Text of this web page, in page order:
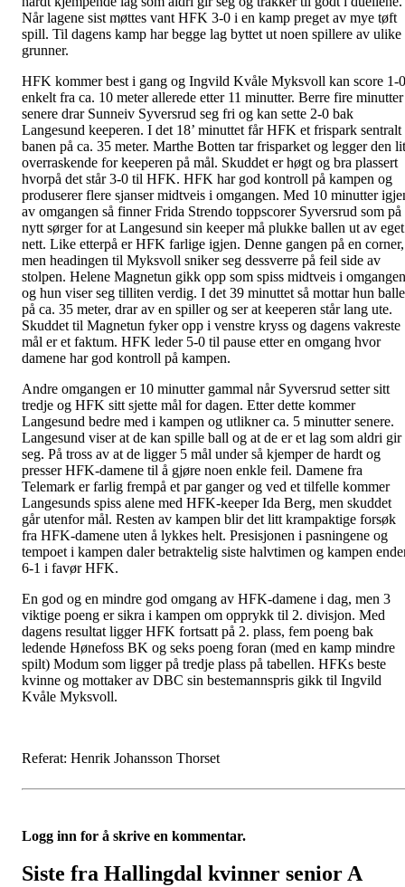
Når lagene sist møttes vant HFK 3-0 i en kamp preget av mye tøft
spill. Til dagens kamp har begge lag byttet ut noen spillere av ulike
grunner.
HFK kommer best i gang og Ingvild Kvåle Myksvoll kan score 1-0
enkelt fra ca. 10 meter allerede etter 11 minutter. Berre fire minutter
senere drar Sunneiv Syversrud seg fri og kan sette 2-0 bak
Langesund keeperen. I det 18’ minuttet får HFK et frispark sentralt
banen på ca. 35 meter. Marthe Botten tar frisparket og legger den
overraskende for keeperen på mål. Skuddet er høgt og bra plassert
hvorpå det står 3-0 til HFK. HFK har god kontroll på kampen og
produserer flere sjanser midtveis i omgangen. Med 10 minutter
av omgangen så finner Frida Strendo toppscorer Syversrud som på
nytt sørger for at Langesund sin keeper må plukke ballen ut av eget
nett. Like etterpå er HFK farlige igjen. Denne gangen på en corner,
men headingen til Myksvoll sniker seg dessverre på feil side av
stolpen. Helene Magnetun gikk opp som spiss midtveis i omgangen
og hun viser seg tilliten verdig. I det 39 minuttet så mottar hun
på ca. 35 meter, drar av en spiller og ser at keeperen står lang ute.
Skuddet til Magnetun fyker opp i venstre kryss og dagens vakreste
mål er et faktum. HFK leder 5-0 til pause etter en omgang hvor
damene har god kontroll på kampen.
Andre omgangen er 10 minutter gammal når Syversrud setter sitt
tredje og HFK sitt sjette mål for dagen. Etter dette kommer
Langesund bedre med i kampen og utlikner ca. 5 minutter senere.
Langesund viser at de kan spille ball og at de er et lag som aldri gir
seg. På tross av at de ligger 5 mål under så kjemper de hardt og
presser HFK-damene til å gjøre noen enkle feil. Damene fra
Telemark er farlig frempå et par ganger og ved et tilfelle kommer
Langesunds spiss alene med HFK-keeper Ida Berg, men skuddet
går utenfor mål. Resten av kampen blir det litt krampaktige forsøk
fra HFK-damene uten å lykkes helt. Presisjonen i pasningene og
tempoet i kampen daler betraktelig siste halvtimen og kampen
6-1 i favør HFK.
En god og en mindre god omgang av HFK-damene i dag, men 3
viktige poeng er sikra i kampen om opprykk til 2. divisjon. Med
dagens resultat ligger HFK fortsatt på 2. plass, fem poeng bak
ledende Hønefoss BK og seks poeng foran (med en kamp mindre
spilt) Modum som ligger på tredje plass på tabellen. HFKs beste
kvinne og mottaker av DBC sin bestemannspris gikk til Ingvild
Kvåle Myksvoll.
Referat: Henrik Johansson Thorset
Logg inn for å skrive en kommentar.
Siste fra Hallingdal kvinner senior A